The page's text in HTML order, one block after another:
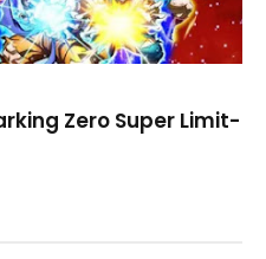
Zero Super Limit-